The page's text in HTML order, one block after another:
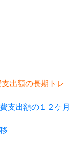
出額の長期トレ
支出額の１２ケ月